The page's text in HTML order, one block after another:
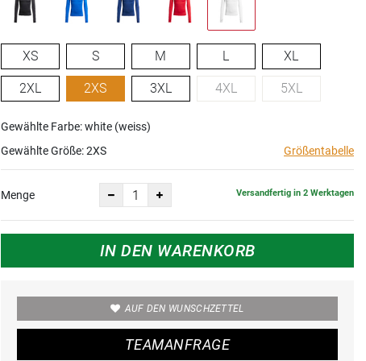
XS S M L XL
2XL 2XS 3XL 4XL 5XL
Gewählte Farbe: white (weiss)
Gewählte Größe:2XS Größentabelle
Menge Versandfertig in 2 Werktagen
IN DEN WARENKORB
AUF DEN WUNSCHZETTEL
TEAMANFRAGE